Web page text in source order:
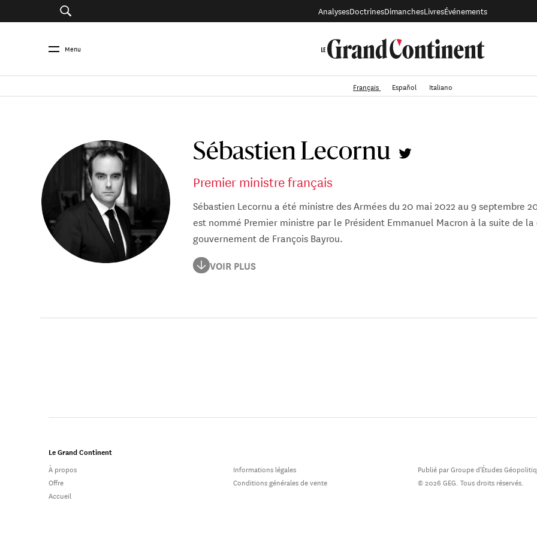
AnalysesDoctrinesDimanchesLivresÉvénements
Menu
Français Español Italiano
Sébastien Lecornu
Premier ministre français
Sébastien Lecornu a été ministre des Armées du 20 mai 2022 au 9 septembre
est nommé Premier ministre par le Président Emmanuel Macron à la suite de
gouvernement de François Bayrou.
Il avait été nommé en 2017 Secrétaire d’État auprès du ministre d’État, ministre
écologique et solidaire dans le gouvernement d’Édouard Philippe.
VOIR PLUS
Le Grand Continent
À propos
Offre
Accueil
Informations légales
Conditions générales de vente
Publié par Groupe d'Études
© 2026 GEG. Tous droits réservés.